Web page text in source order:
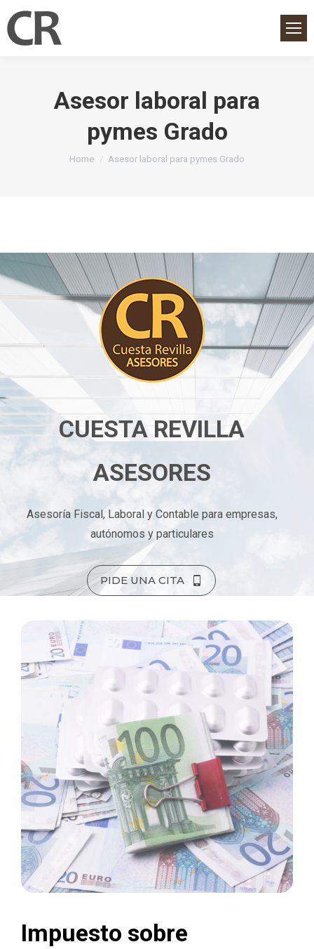
Asesor laboral para
pymes Grado
You are here:
Home Asesor laboral para pymes Grado
CUESTA REVILLA
ASESORES
Asesoría Fiscal, Laboral y Contable para empresas,
autónomos y particulares
PIDE UNA CITA
Impuesto sobre